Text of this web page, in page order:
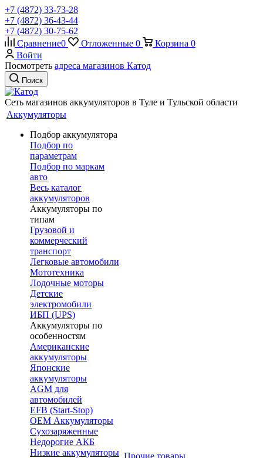
+7 (4872) 33-73-28
+7 (4872) 36-43-44
+7 (4872) 30-75-62
Сравнение0 Отложенные 0 Корзина 0
Войти
Посмотреть адреса магазинов Катод
Поиск
Сеть магазинов аккумуляторов в Туле и Тульской области
Аккумуляторы
Подбор аккумулятора
Подбор по
параметрам
Подбор по маркам
авто
Весь каталог
аккумуляторов
Аккумуляторы по
типам
Грузовой и
коммерческий
транспорт
Легковые автомобили
Мототехника
Лодочные моторы
Детские
электромобили
ИБП (UPS)
Аккумуляторы по
особенностям
Американские
аккумуляторы
Японские
аккумуляторы
AGM для
автомобилей
EFB (Start-Stop)
OEM Аккумуляторы
Сухозаряженные
Недорогие АКБ
Низкие аккумуляторы Прочие товары